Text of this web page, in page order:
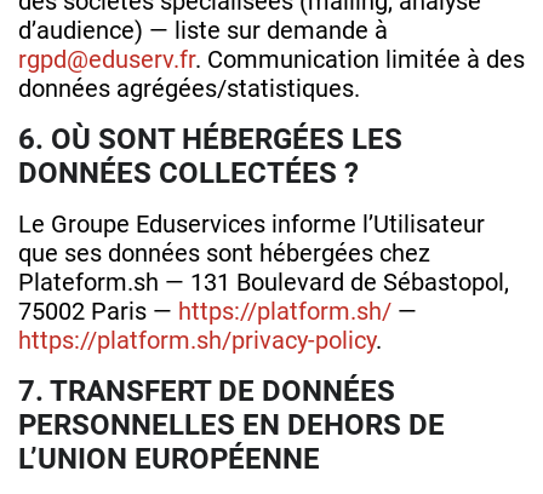
d’audience) — liste sur demande à
rgpd@eduserv.fr. Communication limitée à des
données agrégées/statistiques.
6. OÙ SONT HÉBERGÉES LES
DONNÉES COLLECTÉES ?
Le Groupe Eduservices informe l’Utilisateur
que ses données sont hébergées chez
Plateform.sh — 131 Boulevard de Sébastopol,
75002 Paris — https://platform.sh/ —
https://platform.sh/privacy-policy.
7. TRANSFERT DE DONNÉES
PERSONNELLES EN DEHORS DE
L’UNION EUROPÉENNE